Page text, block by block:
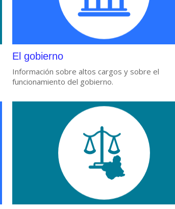
El gobierno
Información sobre altos cargos y sobre el
funcionamiento del gobierno.